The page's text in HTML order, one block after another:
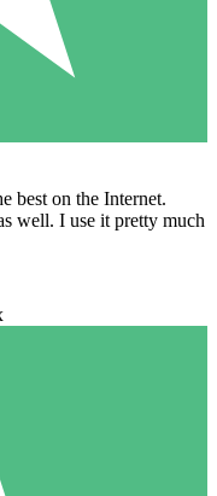
best on the Internet.
well. I use it pretty much